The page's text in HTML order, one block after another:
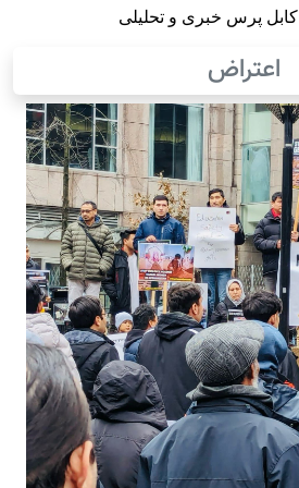
کابل پرس خبری و تحلیلی
اعتراض